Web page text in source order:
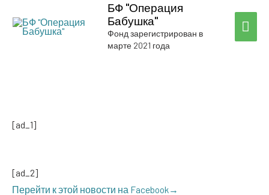
БФ "Операция
Бабушка"
Фонд зарегистрирован в
марте 2021 года
[ad_1]
[ad_2]
Перей­ти к этой ново­сти на Facebook→